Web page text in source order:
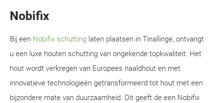
Nobifix
Bij een Nobifix schutting laten plaatsen in Tinallinge, ontvangt
u een luxe houten schutting van ongekende topkwaliteit. Het
hout wordt verkregen van Europees naaldhout en met
innovatieve technologieën getransformeerd tot hout met een
bijzondere mate van duurzaamheid. Dit geeft de een Nobifix